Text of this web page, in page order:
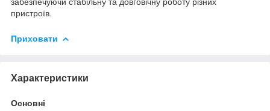
пристроїв.
Приховати
Характеристики
Основні